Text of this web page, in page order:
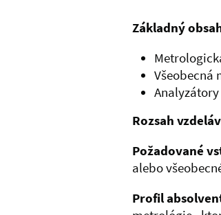
Základný
Všeobecná
Rozsah
Požadované
alebo
Profil